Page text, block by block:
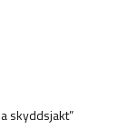
skyddsjakt”